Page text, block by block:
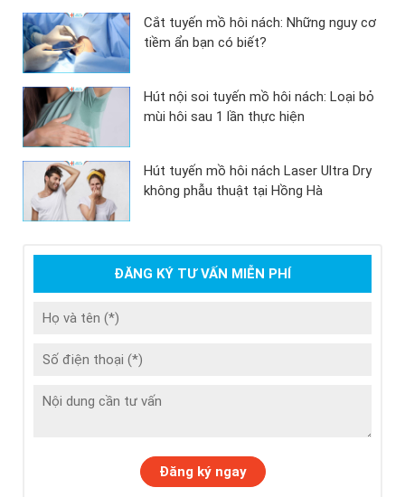
Cắt tuyến mồ hôi nách: Những nguy cơ
tiềm ẩn bạn có biết?
Hút nội soi tuyến mồ hôi nách: Loại bỏ
mùi hôi sau 1 lần thực hiện
Hút tuyến mồ hôi nách Laser Ultra Dry
không phẫu thuật tại Hồng Hà
ĐĂNG KÝ TƯ VẤN MIỄN PHÍ